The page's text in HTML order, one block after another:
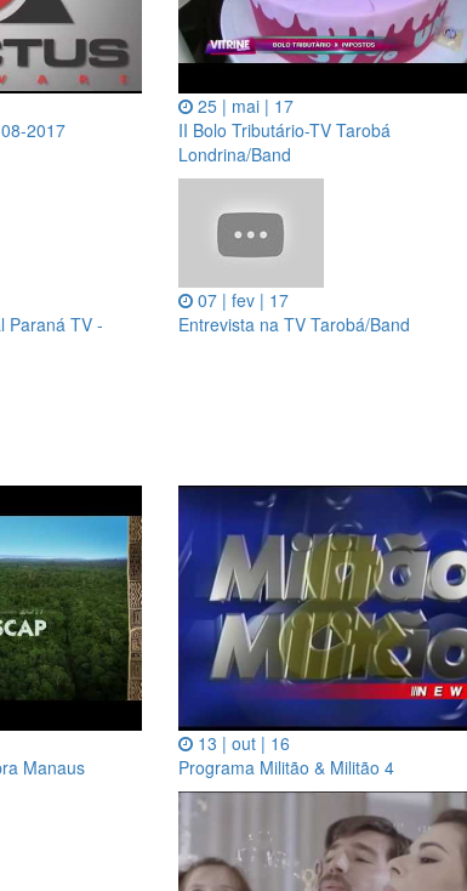
2017
25 | mai | 17
II Bolo Tributário-TV Tarobá
Londrina/Band
Paraná TV -
07 | fev | 17
Entrevista na TV Tarobá/Band
Manaus
13 | out | 16
Programa Militão & Militão 4